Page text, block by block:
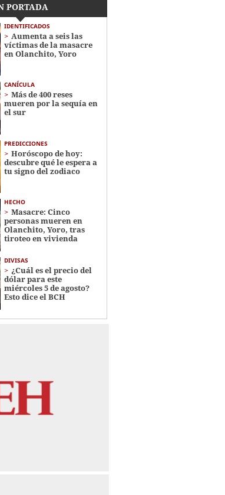
PORTADA
IDENTIFICADOS
Aumenta a seis las
víctimas de la masacre
en Olanchito, Yoro
CANÍCULA
Más de 400 reses
mueren por la sequía en
el sur
PREDICCIONES
Horóscopo de hoy:
descubre qué le espera a
tu signo del zodiaco
HECHO
Masacre: Cinco
personas mueren en
Olanchito, Yoro, tras
tiroteo en vivienda
DIVISAS
¿Cuál es el precio del
dólar para este
miércoles 5 de agosto?
Esto dice el BCH